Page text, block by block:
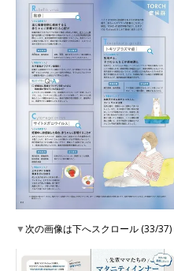
▼次の画像は下へスクロール (33/37)